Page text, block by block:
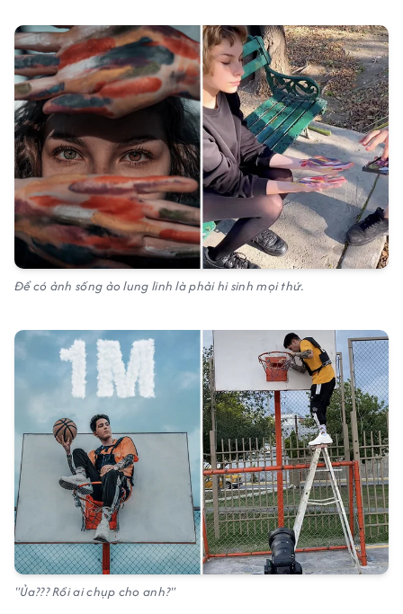
Để có ảnh sống ảo lung linh là phải hi sinh mọi thứ.
"Ủa??? Rồi ai chụp cho anh?"